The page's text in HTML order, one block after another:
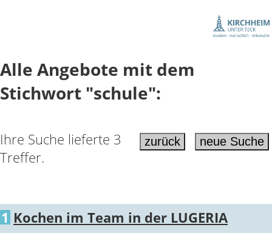
Alle Angebote mit dem
Stichwort "schule":
Ihre Suche lieferte 3
Treffer.
1 Kochen im Team in der LUGERIA